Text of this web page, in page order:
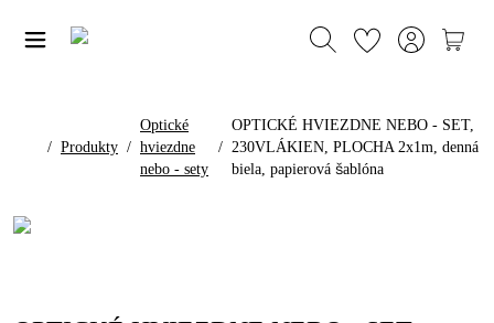
/ Produkty /
Optické
hviezdne
nebo - sety
/
OPTICKÉ HVIEZDNE NEBO - SET,
230VLÁKIEN, PLOCHA 2x1m, denná
biela, papierová šablóna